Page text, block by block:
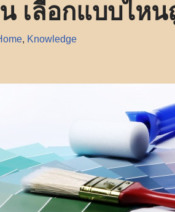
เลือกแบบไห
, Knowledge